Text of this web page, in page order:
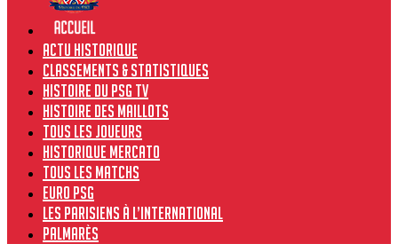
Actu historique
Classements & Statistiques
Histoire du PSG TV
Histoire des maillots
Tous les joueurs
Historique Mercato
Tous les matchs
Euro PSG
Les Parisiens à l’international
Palmarès